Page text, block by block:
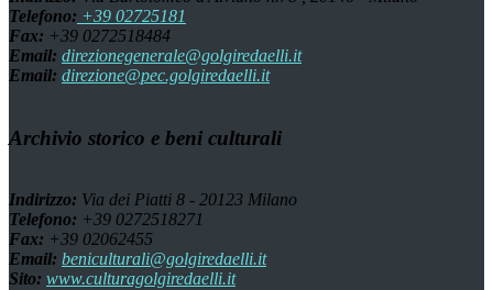
Telefono: +39 02725181
Fax: +39 0272518484
Email: direzionegenerale@golgiredaelli.it
Email: direzione@pec.golgiredaelli.it
Archivio storico e beni culturali
Indirizzo: Via dei Piatti 8 - 20123 Milano
Telefono: +39 0272518271
Fax: +39 02062455
Email: beniculturali@golgiredaelli.it
Sito: www.culturagolgiredaelli.it